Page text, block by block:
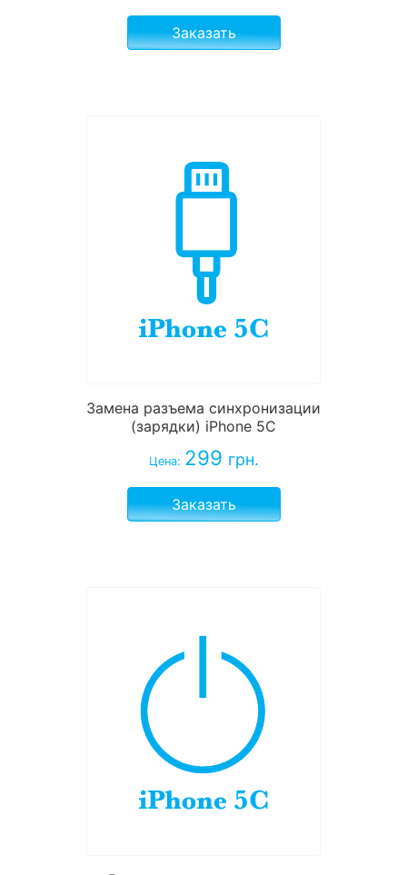
Заказать
Замена разъема синхронизации
(зарядки) iPhone 5C
Цена: 299 грн.
Заказать